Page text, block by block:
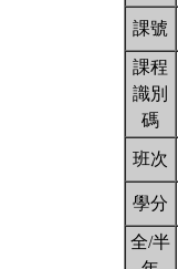
課號
課程
識別
碼
班次
學分
全/半